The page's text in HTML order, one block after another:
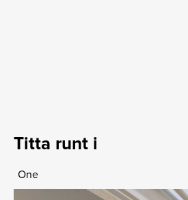
Titta runt i
One